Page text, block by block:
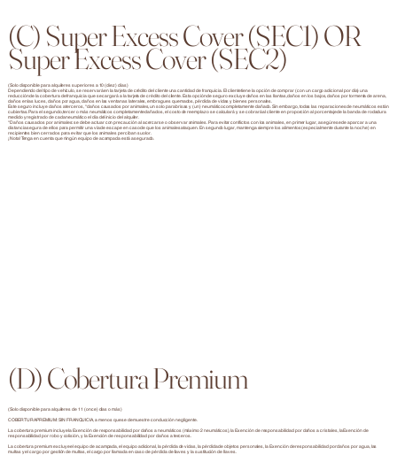
(C) Super Excess Cover (SEC1) OR
Super Excess Cover (SEC2)
(Solo disponible para alquileres superiores a 10 (diez) días)
Dependiendo del tipo de vehículo, se reservará en la tarjeta de crédito del cliente una cantidad de franquicia. El cliente tiene la opción de comprar (con un cargo adicional por día) una
reducción de la cobertura de franquicia que se cargará a la tarjeta de crédito del cliente. Esta opción de seguro excluye daños en las llantas, daños en los bajos, daños por tormenta de arena,
daños en las luces, daños por agua, daños en las ventanas laterales, embragues quemados, pérdida de vidas y bienes personales.
Este seguro incluye daños a terceros, *daños causados por animales, un solo parabrisas y (un) neumático completamente dañado. Sin embargo, todas las reparaciones de neumáticos están
cubiertas. Para el segundo, tercer o más neumáticos completamente dañados, el costo de reemplazo se calculará y se cobrará al cliente en proporción al porcentaje de la banda de rodadura
medido y registrado de cada neumático el día del inicio del alquiler.
*Daños causados por animales: se debe actuar con precaución al acercarse o observar animales. Para evitar conflictos con los animales, en primer lugar, asegúrese de aparcar a una
distancia segura de ellos para permitir una vía de escape en caso de que los animales ataquen. En segundo lugar, mantenga siempre los alimentos (especialmente durante la noche) en
recipientes bien cerrados para evitar que los animales perciban su olor.
¡Nota! Tenga en cuenta que ningún equipo de acampada está asegurado.
(D) Cobertura Premium
(Solo disponible para alquileres de 11 (once) días o más)
COBERTURA PREMIUM: SIN FRANQUICIA, a menos que se demuestre conducción negligente.
La cobertura premium incluye la Exención de responsabilidad por daños a neumáticos (máximo 2 neumáticos), la Exención de responsabilidad por daños a cristales, la Exención de
responsabilidad por robo y colisión, y la Exención de responsabilidad por daños a terceros.
La cobertura premium excluye el equipo de acampada, el equipo adicional, la pérdida de vidas, la pérdida de objetos personales, la Exención de responsabilidad por daños por agua, las
multas y el cargo por gestión de multas, el cargo por llamada en caso de pérdida de llaves y la sustitución de llaves.